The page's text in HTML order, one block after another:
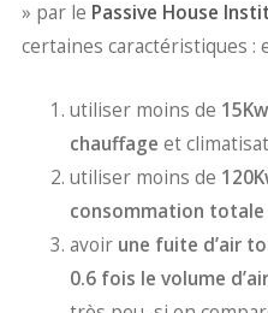
» par le Passive House
certaines caractéristiques :
utiliser moins de
chauffage et
utiliser moins de
consommation totale
avoir une fuite d’air
0.6 fois le volume